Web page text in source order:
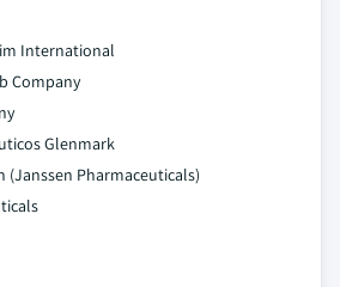
International
Company
Glenmark
Pharmaceuticals)